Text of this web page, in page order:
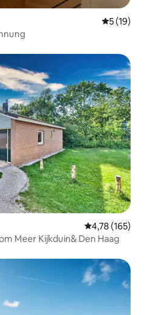
5 (19)
4,78 (165)
Meer Kijkduin& Den Haag